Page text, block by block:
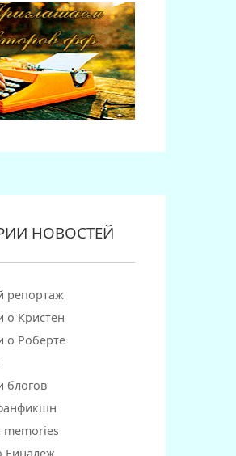
НОВОСТЕЙ
репортаж
о Кристен
о Роберте
блогов
memories